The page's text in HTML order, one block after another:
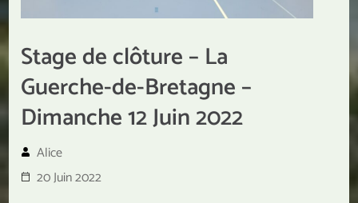
Stage de clôture – La
Guerche-de-Bretagne –
Dimanche 12 Juin 2022
Alice
20 Juin 2022